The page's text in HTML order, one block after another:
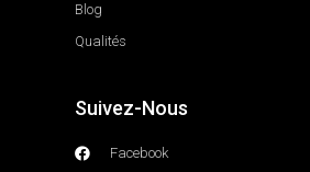
Blog
Qualités
Suivez-Nous
Facebook